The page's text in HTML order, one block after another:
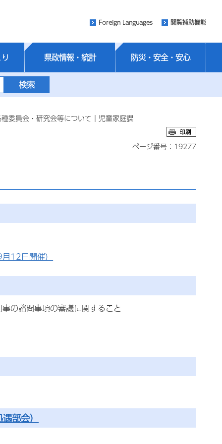
Foreign Languages 閲覧補助機能
県政情報・統計 防災・安全・安心
委員会・研究会等について｜児童家庭課
ページ番号：19277
12日開催）
の諮問事項の審議に関すること
部会）